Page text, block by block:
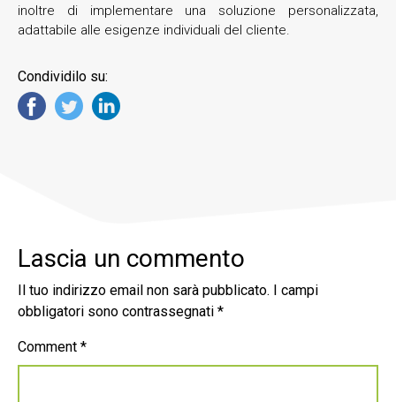
inoltre di implementare una soluzione personalizzata,
adattabile alle esigenze individuali del cliente.
Condividilo su:
Lascia un commento
Il tuo indirizzo email non sarà pubblicato.
I campi
obbligatori sono contrassegnati *
Comment *